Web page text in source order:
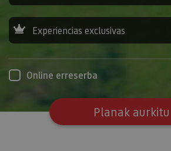
Experiencias exclusivas
Online erreserba
Planak aurkitu